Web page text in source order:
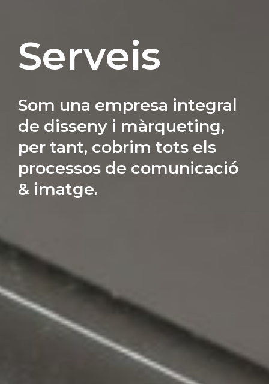
Serveis
Som una empresa integral
de disseny i màrqueting,
per tant, cobrim tots els
processos de comunicació
& imatge.